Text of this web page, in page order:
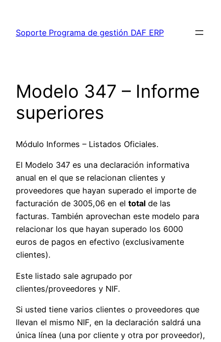
contenido
Soporte Programa de gestión DAF ERP
Modelo 347 – Informe
superiores
Módulo Informes – Listados Oficiales.
El Modelo 347 es una declaración informativa
anual en el que se relacionan clientes y
proveedores que hayan superado el importe de
facturación de 3005,06 en el total de las
facturas. También aprovechan este modelo para
relacionar los que hayan superado los 6000
euros de pagos en efectivo (exclusivamente
clientes).
Este listado sale agrupado por
clientes/proveedores y NIF.
Si usted tiene varios clientes o proveedores que
llevan el mismo NIF, en la declaración saldrá una
única línea (una por cliente y otra por proveedor),